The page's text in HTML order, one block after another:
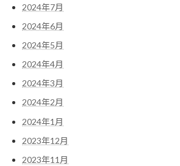
2024年7月
2024年6月
2024年5月
2024年4月
2024年3月
2024年2月
2024年1月
2023年12月
2023年11月